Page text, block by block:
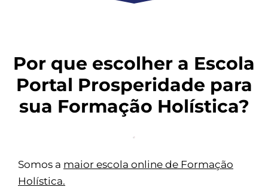
Por que escolher a Escola
Portal Prosperidade para
sua Formação Holística?
Somos a maior escola online de Formação
Holística.